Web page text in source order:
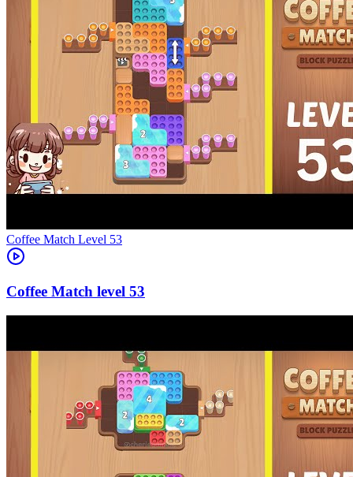
Level 53
53